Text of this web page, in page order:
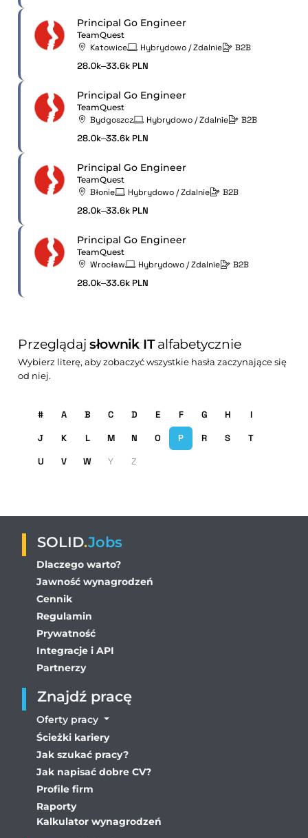
Principal Go Engineer
TeamQuest
Katowice Hybrydowo / Zdalnie B2B
28.0k–33.6k PLN
Principal Go Engineer
TeamQuest
Bydgoszcz Hybrydowo / Zdalnie B2B
28.0k–33.6k PLN
Principal Go Engineer
TeamQuest
Błonie Hybrydowo / Zdalnie B2B
28.0k–33.6k PLN
Principal Go Engineer
TeamQuest
Wrocław Hybrydowo / Zdalnie B2B
28.0k–33.6k PLN
Przeglądajsłownik ITalfabetycznie
Wybierz literę, aby zobaczyć wszystkie hasła zaczynające się
od niej.
# A B C D E F G H
I
J
K L M N O P R S
T
U
V W Y Z
SOLID.Jobs
Dlaczego warto?
Jawność wynagrodzeń
Cennik
Regulamin
Prywatność
Integracje i API
Partnerzy
Znajdź pracę
Oferty pracy
Ścieżki kariery
Jak szukać pracy?
Jak napisać dobre CV?
Profile firm
Raporty
Kalkulator wynagrodzeń